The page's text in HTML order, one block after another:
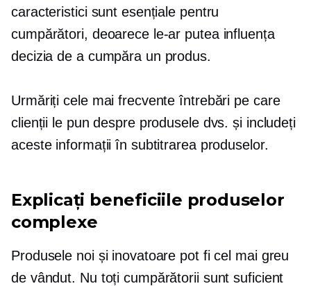
caracteristici sunt esențiale pentru
cumpărători, deoarece le-ar putea influența
decizia de a cumpăra un produs.
Urmăriți cele mai frecvente întrebări pe care
clienții le pun despre produsele dvs. și includeți
aceste informații în subtitrarea produselor.
Explicați beneficiile produselor
complexe
Produsele noi și inovatoare pot fi cel mai greu
de vândut. Nu toți cumpărătorii sunt suficient